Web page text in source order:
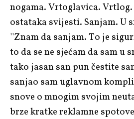
nogama. Vrtoglavica.
ostataka svijesti. Sanjam. U
''Znam da sanjam. To je
to da se ne sjećam da sam u
tako jasan san pun čestite
sanjao sam uglavnom
snove o mnogim svojim
brze kratke reklamne